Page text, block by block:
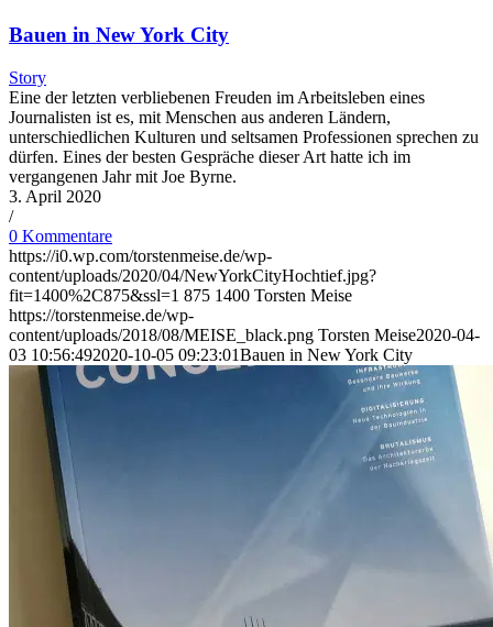
Bauen in New York City
Story
Eine der letzten verbliebenen Freuden im Arbeitsleben eines
Journalisten ist es, mit Menschen aus anderen Ländern,
unterschiedlichen Kulturen und seltsamen Professionen sprechen zu
dürfen. Eines der besten Gespräche dieser Art hatte ich im
vergangenen Jahr mit Joe Byrne.
3. April 2020
/
0 Kommentare
https://i0.wp.com/torstenmeise.de/wp-
content/uploads/2020/04/NewYorkCityHochtief.jpg?
fit=1400%2C875&ssl=1 875 1400 Torsten Meise
https://torstenmeise.de/wp-
content/uploads/2018/08/MEISE_black.png Torsten Meise2020-04-
03 10:56:492020-10-05 09:23:01Bauen in New York City